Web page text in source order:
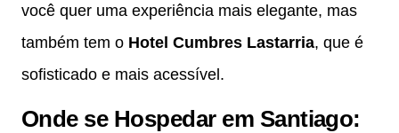
você quer uma experiência mais elegante, mas
também tem o Hotel Cumbres Lastarria, que é
sofisticado e mais acessível.
Onde se Hospedar em Santiago: